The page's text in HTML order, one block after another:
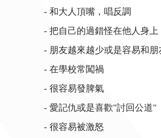
- 和大人頂嘴，唱反調
- 把自己的過錯怪在他人身上
- 朋友越來越少或是容易和朋
- 在學校常闖禍
- 很容易發脾氣
- 愛記仇或是喜歡"討回公道"
- 很容易被激怒